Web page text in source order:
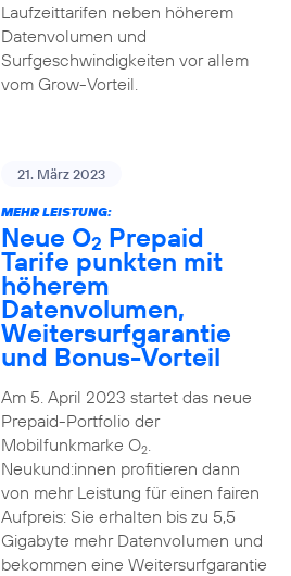
Laufzeittarifen neben höherem
Datenvolumen und
Surfgeschwindigkeiten vor allem
vom Grow-Vorteil.
21. März 2023
MEHR LEISTUNG:
Neue O2 Prepaid
Tarife punkten mit
höherem
Datenvolumen,
Weitersurfgarantie
und Bonus-Vorteil
Am 5. April 2023 startet das neue
Prepaid-Portfolio der
Mobilfunkmarke O2.
Neukund:innen profitieren dann
von mehr Leistung für einen fairen
Aufpreis: Sie erhalten bis zu 5,5
Gigabyte mehr Datenvolumen und
bekommen eine Weitersurfgarantie